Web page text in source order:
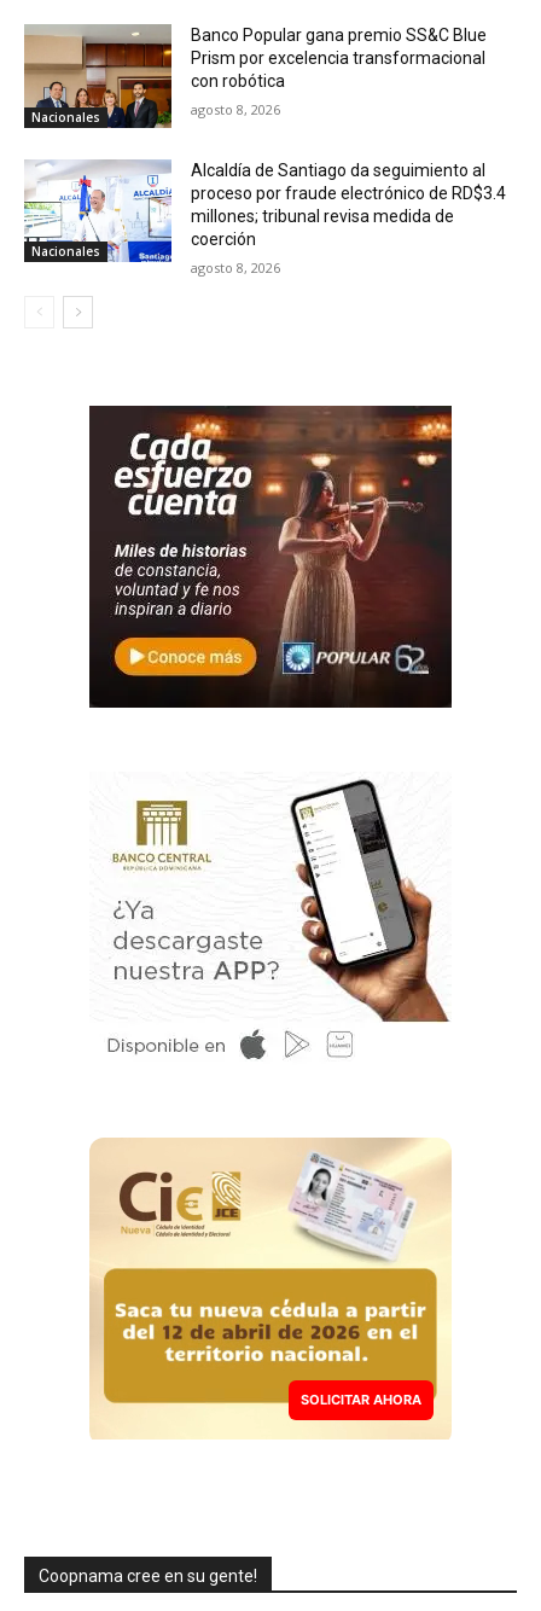
Nacionales
Banco Popular gana premio SS&C Blue
Prism por excelencia transformacional
con robótica
agosto 8, 2026
Nacionales
Alcaldía de Santiago da seguimiento al
proceso por fraude electrónico de RD$3.4
millones; tribunal revisa medida de
coerción
agosto 8, 2026
SOLICITAR AHORA
Coopnama cree en su gente!